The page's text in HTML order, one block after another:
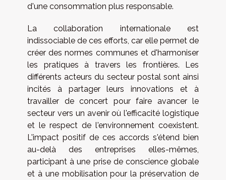
d'une consommation plus responsable.
La collaboration internationale est
indissociable de ces efforts, car elle permet de
créer des normes communes et d'harmoniser
les pratiques à travers les frontières. Les
différents acteurs du secteur postal sont ainsi
incités à partager leurs innovations et à
travailler de concert pour faire avancer le
secteur vers un avenir où l'efficacité logistique
et le respect de l'environnement coexistent.
L'impact positif de ces accords s'étend bien
au-delà des entreprises elles-mêmes,
participant à une prise de conscience globale
et à une mobilisation pour la préservation de